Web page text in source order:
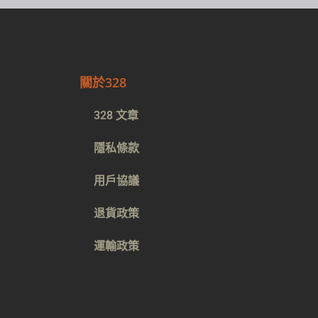
關於328
328 文章
隱私條款
用戶協議
退貨政策
運輸政策